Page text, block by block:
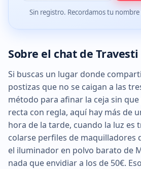
Sin registro. Recordamos tu nombre
Sobre el chat de Travesti
Si buscas un lugar donde
postizas que no se caigan a las
método para afinar la ceja sin
recta con regla, aquí hay más de
hora de la tarde, cuando la luz es
colarse perfiles de maquilladores
el iluminador en polvo barato de
nada que envidiar a los de 50€.